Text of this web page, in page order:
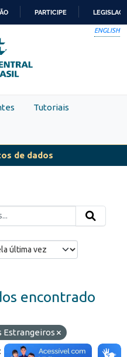
PARTICIPE
ENGLISH
Tutoriais
de dados
encontrado
Estrangeiros